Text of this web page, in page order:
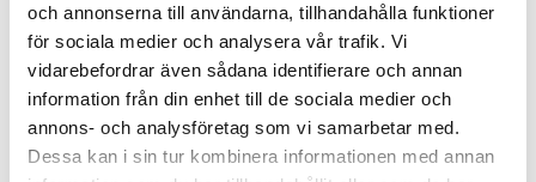
och annonserna till användarna, tillhandahålla funktioner
för sociala medier och analysera vår trafik. Vi
vidarebefordrar även sådana identifierare och annan
information från din enhet till de sociala medier och
annons- och analysföretag som vi samarbetar med.
Dessa kan i sin tur kombinera informationen med annan
Temperature range
-20°C - +50 °C
Humidity
20-95 %
Air pressure
850-1050 hPa
Range
30 m